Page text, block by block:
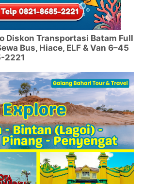
Diskon Transportasi Batam Full
Bus, Hiace, ELF & Van 6–45
2221